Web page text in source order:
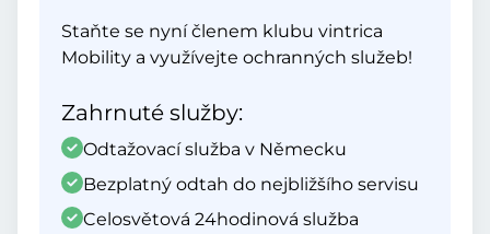
Staňte se nyní členem klubu vintrica
Mobility a využívejte ochranných služeb!
Zahrnuté služby:
Odtažovací služba v Německu
Bezplatný odtah do nejbližšího servisu
Celosvětová 24hodinová služba